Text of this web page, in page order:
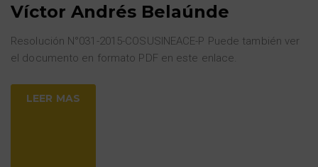
Víctor Andrés Belaúnde
Resolución N°031-2015-COSUSINEACE-P Puede también ver
el documento en formato PDF en este enlace.
LEER MAS